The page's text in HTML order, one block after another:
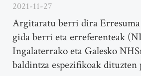
2021-11-27
Argitaratu berri dira
gida berri eta erreferenteak
Ingalaterrako eta Galesko
baldintza espezifikoak